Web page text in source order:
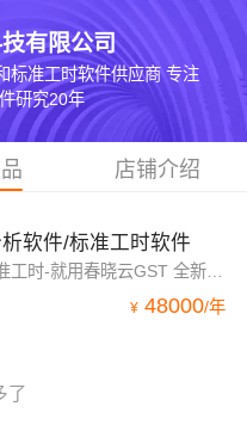
有限公司
标准工时软件供应商 专注
研究20年
店铺介绍
软件/标准工时软件
¥ 48000/年
了